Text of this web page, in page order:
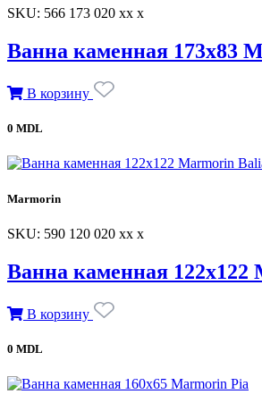
SKU: 566 173 020 xx x
Ванна каменная 173х83
В корзину
0 MDL
Marmorin
SKU: 590 120 020 xx x
Ванна каменная
В корзину
0 MDL